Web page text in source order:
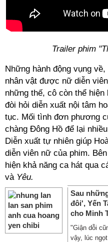
Trailer phim
Những hành động vụng
nhân vật được nữ diễn
những thế, cô còn thể
đòi hỏi diễn xuất nội tâm
tục. Mối tình đơn phương
chàng Đông Hồ để lại
Diễn xuất tự nhiên giúp
diễn viên nữ của phim.
hiện khả năng ca hát qua
và Yêu.
Sau
đôi', Yến
cho Minh
"Giận dỗi
vậy, lúc